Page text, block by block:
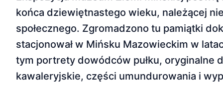
końca dziewiętnastego wieku, należącej
społecznego. Zgromadzono tu pamiątki
stacjonował w Mińsku Mazowieckim w
tym portrety dowódców pułku, oryginalne
kawaleryjskie, części umundurowania i